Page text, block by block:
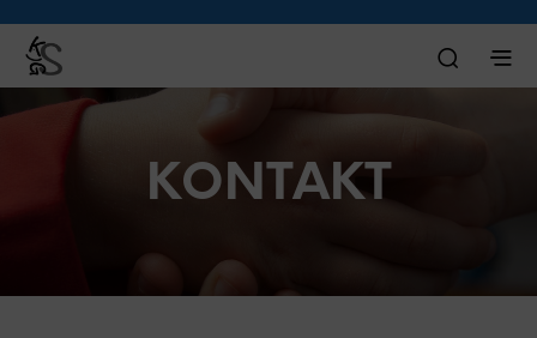
KONTAKT